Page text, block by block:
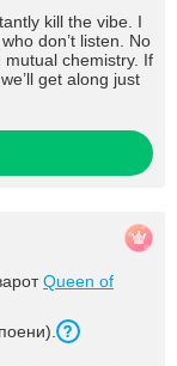
kill the vibe. I
don’t listen. No
chemistry. If
get along just
Queen of